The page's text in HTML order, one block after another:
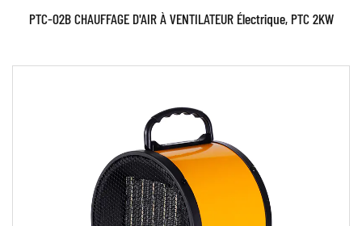
PTC-02B CHAUFFAGE D'AIR À VENTILATEUR Électrique, PTC 2KW